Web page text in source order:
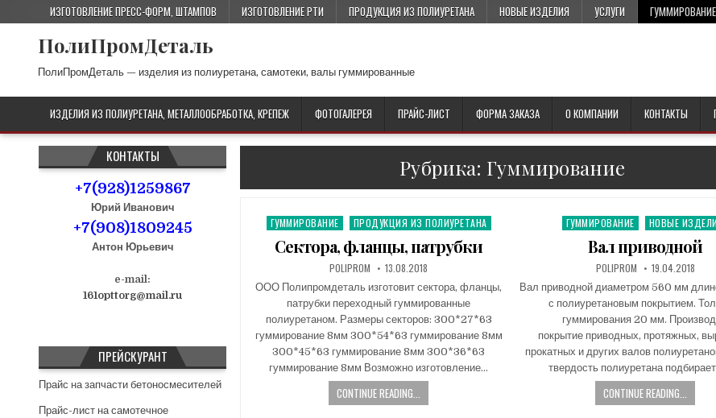
ИЗГОТОВЛЕНИЕ ПРЕСС-ФОРМ, ШТАМПОВ ИЗГОТОВЛЕНИЕ РТИ ПРОДУКЦИЯ ИЗ ПОЛИУРЕТАНА НОВЫЕ ИЗДЕЛИЯ УСЛУГИ ГУММИРОВАНИЕ
ПолиПромДеталь
ПолиПромДеталь — изделия из полиуретана, самотеки, валы гуммированные
ИЗДЕЛИЯ ИЗ ПОЛИУРЕТАНА, МЕТАЛЛООБРАБОТКА, КРЕПЕЖ ФОТОГАЛЕРЕЯ ПРАЙС-ЛИСТ ФОРМА ЗАКАЗА О КОМПАНИИ КОНТАКТЫ
Рубрика: Гуммирование
P
e
i
n
ГУММИРОВАНИЕ ПРОДУКЦИЯ ИЗ ПОЛИУРЕТАНА
Сектора, фланцы, патрубки
POLIPROM 13.08.2018
ООО Полипромдеталь изготовит сектора, фланцы,
патрубки переходный гуммированные
полиуретаном. Размеры секторов: 300*27*63
гуммирование 8мм 300*54*63 гуммирование 8мм
300*45*63 гуммирование 8мм 300*36*63
гуммирование 8мм Возможно изготовление…
CONTINUE READING...
P
e
d
i
n
ГУММИРОВАНИЕ НОВЫЕ
Вал приводной
POLIPROM 19.04.2018
Вал приводной диаметром 560 мм
с полиуретановым покрытием.
гуммирования 20 мм.
покрытие приводных, протяжных,
прокатных и других валов
твердость полиуретана
CONTINUE READING...
КОНТАКТЫ
+7(928)1259867
Юрий Иванович
+7(908)1809245
Антон Юрьевич
e-mail:
161opttorg@mail.ru
ПРЕЙСКУРАНТ
Прайс на запчасти бетоносмесителей
Прайс-лист на самотечное